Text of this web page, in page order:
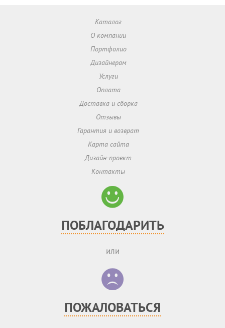
Каталог
О компании
Портфолио
Дизайнерам
Услуги
Оплата
Доставка и сборка
Отзывы
Гарантия и возврат
Карта сайта
Дизайн-проект
Контакты
ПОБЛАГОДАРИТЬ
или
ПОЖАЛОВАТЬСЯ